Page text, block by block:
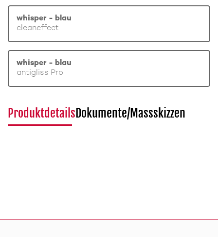
whisper - blau
cleaneffect
whisper - blau
antigliss Pro
ProduktdetailsDokumente/Massskizzen